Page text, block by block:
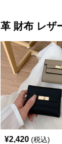
革 財布 レザ
¥2,420 (税込)